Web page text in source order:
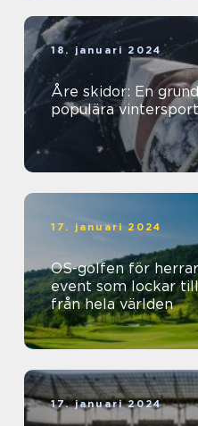
18. januari 2024
Åre skidor: En
populära
17. januari 2024
OS-golfen för
event som lockar
från hela världen
17. januari 2024